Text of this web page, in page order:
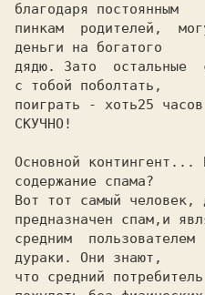
благодаря постоянным
пинкам  родителей,
деньги на богатого
дядю. Зато  остальные
с тобой поболтать,
поиграть - хоть25
Основной контингент...
содержание спама?
Вот тот самый человек,
предназначен спам,и
средним
дураки. Они знают,
что средний